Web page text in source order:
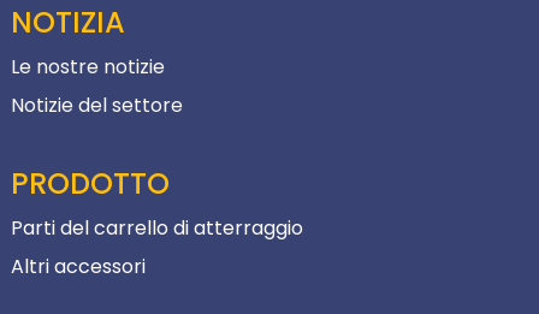
NOTIZIA
Le nostre notizie
Notizie del settore
PRODOTTO
Parti del carrello di atterraggio
Altri accessori